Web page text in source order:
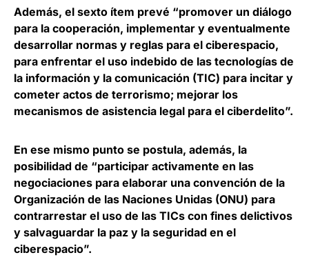
Además, el sexto ítem prevé “promover un diálogo
para la cooperación, implementar y eventualmente
desarrollar normas y reglas para el ciberespacio,
para enfrentar el uso indebido de las tecnologías de
la información y la comunicación (TIC) para incitar y
cometer actos de terrorismo; mejorar los
mecanismos de asistencia legal para el ciberdelito”.
En ese mismo punto se postula, además, la
posibilidad de “participar activamente en las
negociaciones para elaborar una convención de la
Organización de las Naciones Unidas (ONU) para
contrarrestar el uso de las TICs con fines delictivos
y salvaguardar la paz y la seguridad en el
ciberespacio”.